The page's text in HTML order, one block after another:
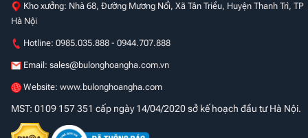
Kho xưởng: Nhà 68, Đường Mương Nổi, Xã Tân Triều, Huyện Thanh Trì, TP
Hà Nội
Hotline: 0985.035.888 - 0944.707.888
Email: sales@bulonghoangha.com.vn
Website: www.bulonghoangha.com
MST: 0109 157 351 cấp ngày 14/04/2020 sở kế hoạch đầu tư Hà Nội.